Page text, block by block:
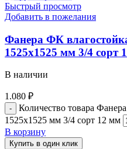
Быстрый просмотр
Добавить в пожелания
Фанера ФК
1525х1525 мм 3/4 сорт
В наличии
1.080 ₽
Количество товара
1525х1525 мм 3/4 сорт 12 мм
В корзину
Купить в один клик